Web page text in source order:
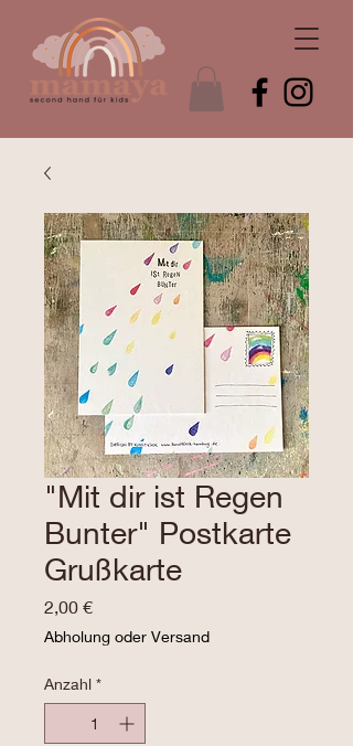
"Mit dir ist Regen
Bunter" Postkarte
Grußkarte
2,00 €Preis
Abholung oder Versand
Anzahl *